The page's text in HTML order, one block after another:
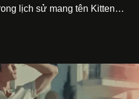
lịch sử mang tên Kitten